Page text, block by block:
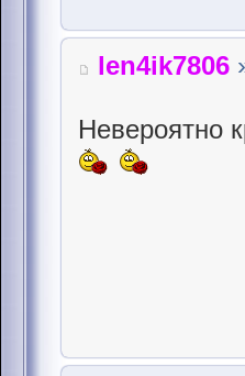
len4ik7806
Невероятно